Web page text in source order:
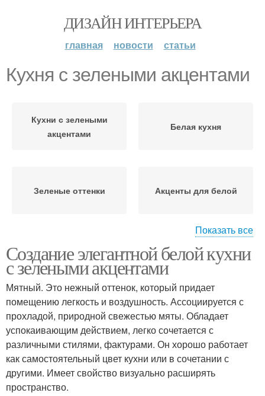
ДИЗАЙН ИНТЕРЬЕРА
главная новости статьи
Кухня с зелеными акцентами
Кухни с зелеными
акцентами
Белая кухня
Зеленые оттенки Акценты для белой
Акценты в белую кухню Зеленые акценты
Зеленые кухни Зеленая кухня
Кухня в скандинавском
стиле
Кухня с зелеными
Показать все
Создание элегантной белой кухни
с зелеными акцентами
Мятный. Это нежный оттенок, который придает
помещению легкость и воздушность. Ассоциируется с
прохладой, природной свежестью мяты. Обладает
успокаивающим действием, легко сочетается с
различными стилями, фактурами. Он хорошо работает
как самостоятельный цвет кухни или в сочетании с
другими. Имеет свойство визуально расширять
пространство.